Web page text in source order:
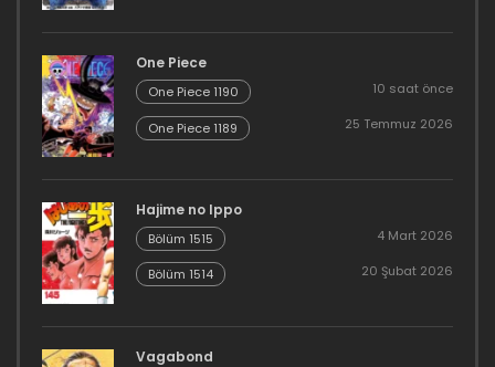
One Piece
One Piece 1190 10 saat önce
One Piece 1189 25 Temmuz 2026
Hajime no Ippo
Bölüm 1515 4 Mart 2026
Bölüm 1514 20 Şubat 2026
Vagabond